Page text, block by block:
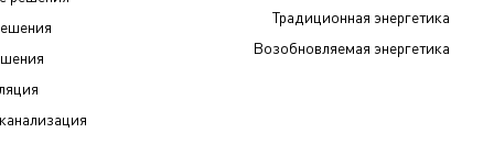
Традиционная энергетика
Возобновляемая энергетика